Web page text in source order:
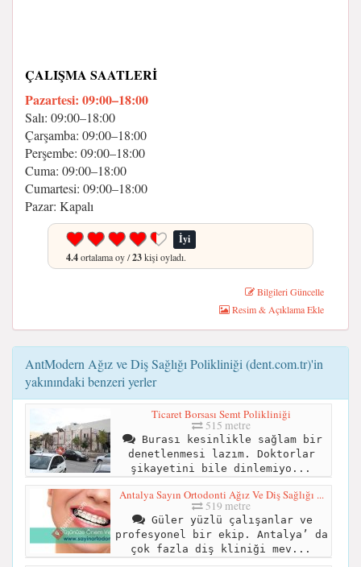
ÇALIŞMA SAATLERI
Pazartesi: 09:00–18:00
Salı: 09:00–18:00
Çarşamba: 09:00–18:00
Perşembe: 09:00–18:00
Cuma: 09:00–18:00
Cumartesi: 09:00–18:00
Pazar: Kapalı
İyi
4.4ortalama oy /23kişi oyladı.
Bilgileri Güncelle
Resim & Açıklama Ekle
AntModern Ağız ve Diş Sağlığı Polikliniği (dent.com.tr)'in
yakınındaki benzeri yerler
Ticaret Borsası Semt Polikliniği
515 metre
Burası kesinlikle sağlam bir
denetlenmesi lazım. Doktorlar
şikayetini bile dinlemiyo...
Antalya Sayın Ortodonti Ağız Ve Diş Sağlığı ...
519 metre
Güler yüzlü çalışanlar ve
profesyonel bir ekip. Antalya’ da
çok fazla diş kliniği mev...